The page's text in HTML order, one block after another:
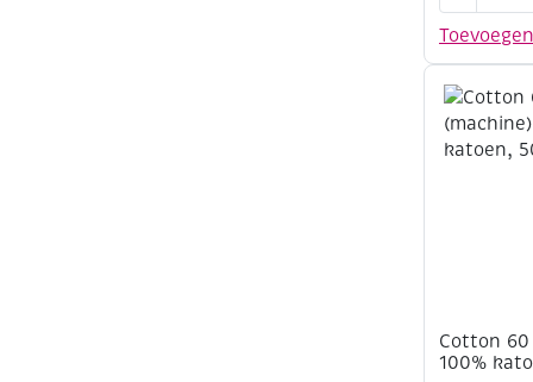
Toevoegen
katoen,
500
meter,
zachtgeel
Cotton
100%